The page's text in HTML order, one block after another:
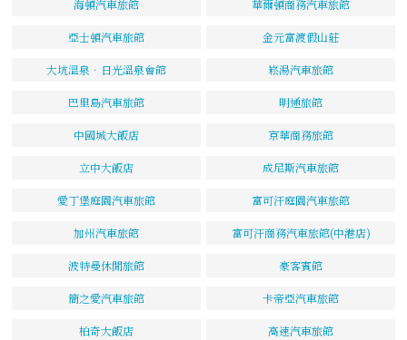
海頓汽車旅館 華爾頓商務汽車旅館
亞士頓汽車旅館 金元富渡假山莊
大坑溫泉．日光溫泉會館 崧湯汽車旅館
巴里島汽車旅館 明通旅館
中國城大飯店 京華商務旅館
立中大飯店 成尼斯汽車旅館
愛丁堡庭園汽車旅館 富可汗庭園汽車旅館
加州汽車旅館 富可汗商務汽車旅館(中港店)
波特曼休閒旅館 豪客賓館
簡之愛汽車旅館 卡帝亞汽車旅館
柏奇大飯店 高速汽車旅館